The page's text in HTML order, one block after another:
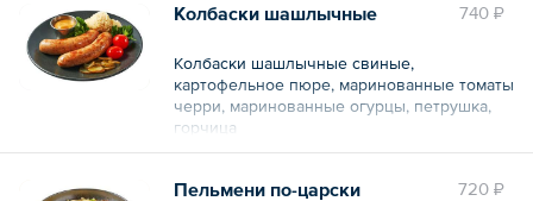
740 ₽
Колбаски шашлычные
Колбаски шашлычные свиные,
картофельное пюре, маринованные томаты
черри, маринованные огурцы, петрушка,
горчица
720 ₽
Пельмени по-царски